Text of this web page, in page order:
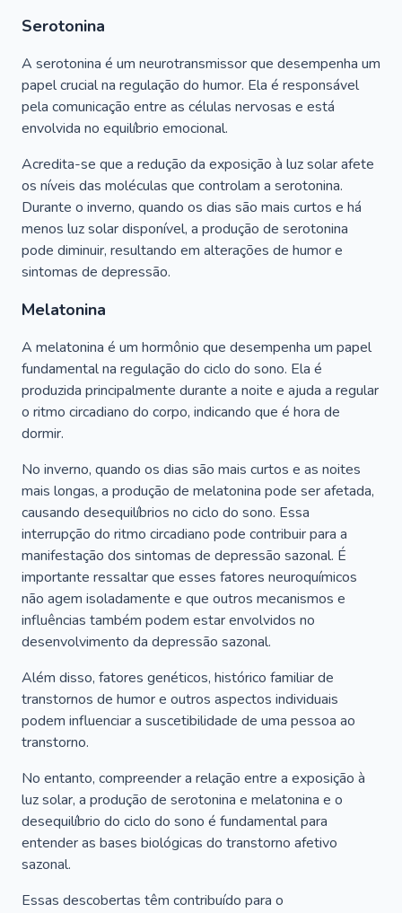
Serotonina
A serotonina é um neurotransmissor que desempenha um
papel crucial na regulação do humor. Ela é responsável
pela comunicação entre as células nervosas e está
envolvida no equilíbrio emocional.
Acredita-se que a redução da exposição à luz solar afete
os níveis das moléculas que controlam a serotonina.
Durante o inverno, quando os dias são mais curtos e há
menos luz solar disponível, a produção de serotonina
pode diminuir, resultando em alterações de humor e
sintomas de depressão.
Melatonina
A melatonina é um hormônio que desempenha um papel
fundamental na regulação do ciclo do sono. Ela é
produzida principalmente durante a noite e ajuda a regular
o ritmo circadiano do corpo, indicando que é hora de
dormir.
No inverno, quando os dias são mais curtos e as noites
mais longas, a produção de melatonina pode ser afetada,
causando desequilíbrios no ciclo do sono. Essa
interrupção do ritmo circadiano pode contribuir para a
manifestação dos sintomas de depressão sazonal. É
importante ressaltar que esses fatores neuroquímicos
não agem isoladamente e que outros mecanismos e
influências também podem estar envolvidos no
desenvolvimento da depressão sazonal.
Além disso, fatores genéticos, histórico familiar de
transtornos de humor e outros aspectos individuais
podem influenciar a suscetibilidade de uma pessoa ao
transtorno.
No entanto, compreender a relação entre a exposição à
luz solar, a produção de serotonina e melatonina e o
desequilíbrio do ciclo do sono é fundamental para
entender as bases biológicas do transtorno afetivo
sazonal.
Essas descobertas têm contribuído para o